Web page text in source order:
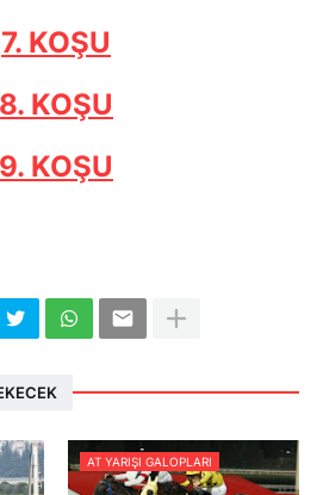
7. KOŞU
8. KOŞU
9. KOŞU
AT YARIŞI GALOPLARI